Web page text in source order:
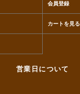
会員登録
カートを見る
営業日について